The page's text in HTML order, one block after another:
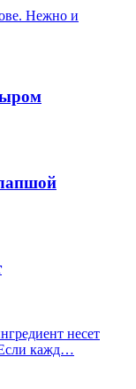
Нежно и
несет
кажд…